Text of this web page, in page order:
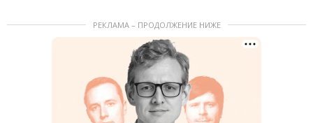
РЕКЛАМА – ПРОДОЛЖЕНИЕ НИЖЕ